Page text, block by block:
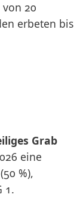
20
erbeten bis
Grab
eine
%),
1.